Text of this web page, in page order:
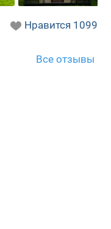
Нравится 1099
Все отзывы